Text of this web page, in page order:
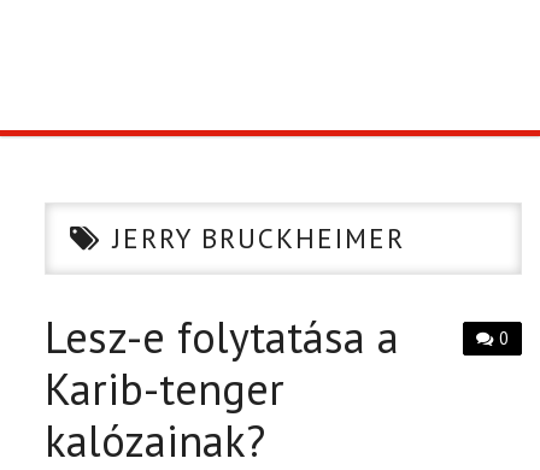
CIKK
PÓLÓ RENDELÉS
JERRY BRUCKHEIMER
0
Lesz-e folytatása a
Karib-tenger
kalózainak?